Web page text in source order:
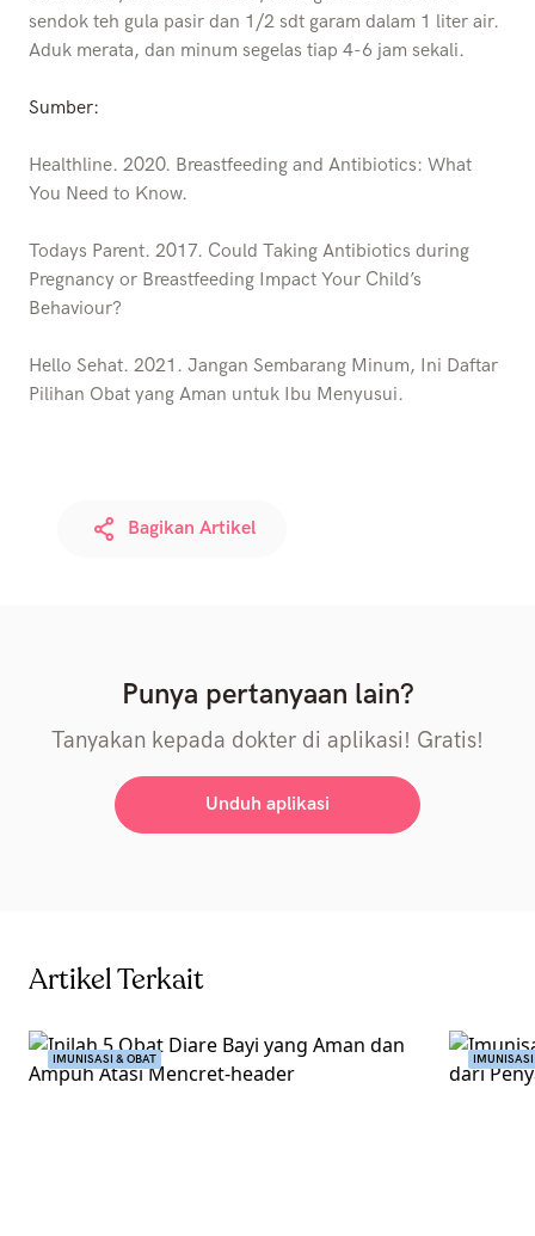
sendok teh gula pasir dan 1/2 sdt garam dalam 1 liter air.
Aduk merata, dan minum segelas tiap 4-6 jam sekali.
Sumber:
Healthline. 2020. Breastfeeding and Antibiotics: What
You Need to Know.
Todays Parent. 2017. Could Taking Antibiotics during
Pregnancy or Breastfeeding Impact Your Child’s
Behaviour?
Hello Sehat. 2021. Jangan Sembarang Minum, Ini Daftar
Pilihan Obat yang Aman untuk Ibu Menyusui.
Bagikan Artikel
Punya pertanyaan lain?
Tanyakan kepada dokter di aplikasi! Gratis!
Unduh aplikasi
Artikel Terkait
IMUNISASI & OBAT IMUNISASI